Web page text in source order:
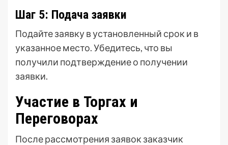
Шаг 5: Подача заявки
Подайте заявку в установленный срок и в
указанное место. Убедитесь, что вы
получили подтверждение о получении
заявки.
Участие в Торгах и
Переговорах
После рассмотрения заявок заказчик